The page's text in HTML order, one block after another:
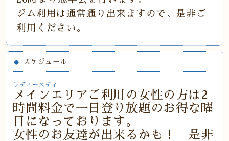
ジム利用は通常通り出来ますので、是非ご
利用ください。
スケジュール
レディースディ
メインエリアご利用の女性の方は2
時間料金で一日登り放題のお得な曜
日になっております。
女性のお友達が出来るかも！ 是非